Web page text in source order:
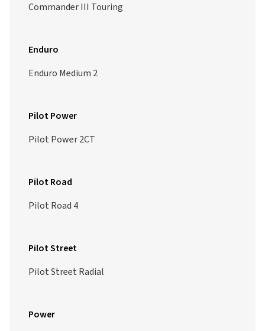
Commander III Touring
Enduro
Enduro Medium 2
Pilot Power
Pilot Power 2CT
Pilot Road
Pilot Road 4
Pilot Street
Pilot Street Radial
Power